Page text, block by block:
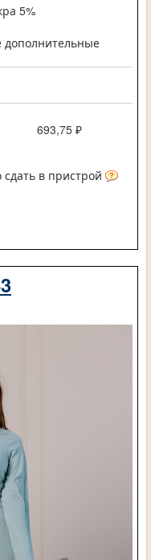
5%
дополнительные
693,75 ₽
в пристрой